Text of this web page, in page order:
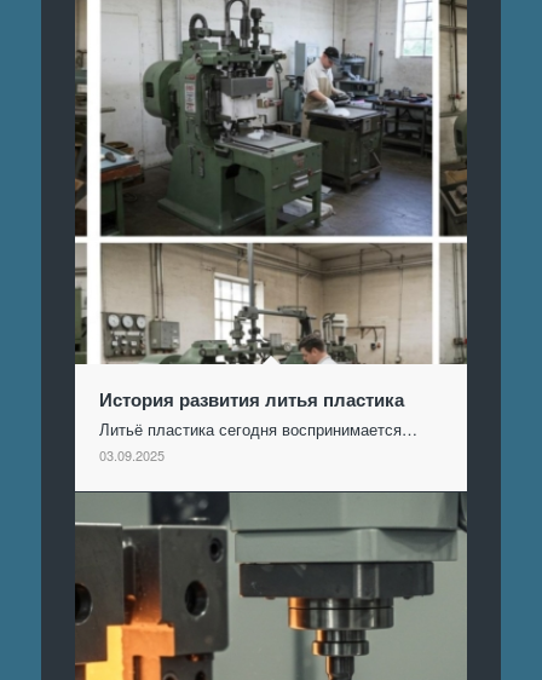
История развития литья пластика
Литьё пластика сегодня воспринимается…
03.09.2025